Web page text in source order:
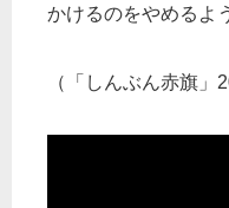
かけるのをやめるよ
（「しんぶん赤旗」